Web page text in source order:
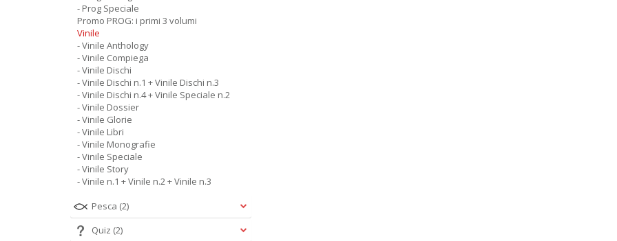
- Prog Speciale
Promo PROG: i primi 3 volumi
Vinile
- Vinile Anthology
- Vinile Compiega
- Vinile Dischi
- Vinile Dischi n.1 + Vinile Dischi n.3
- Vinile Dischi n.4 + Vinile Speciale n.2
- Vinile Dossier
- Vinile Glorie
- Vinile Libri
- Vinile Monografie
- Vinile Speciale
- Vinile Story
- Vinile n.1 + Vinile n.2 + Vinile n.3
Pesca (2)
Quiz (2)